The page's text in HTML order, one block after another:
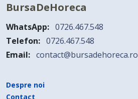
BursaDeHoreca
WhatsApp: 0726.467.548
Telefon: 0726.467.548
Email: contact@bursadehoreca.ro
Despre noi
Contact